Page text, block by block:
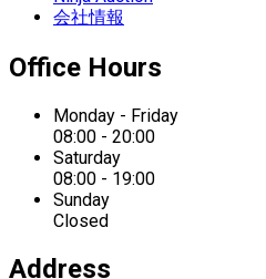
会社情報
Office Hours
Monday - Friday
08:00 - 20:00
Saturday
08:00 - 19:00
Sunday
Closed
Address